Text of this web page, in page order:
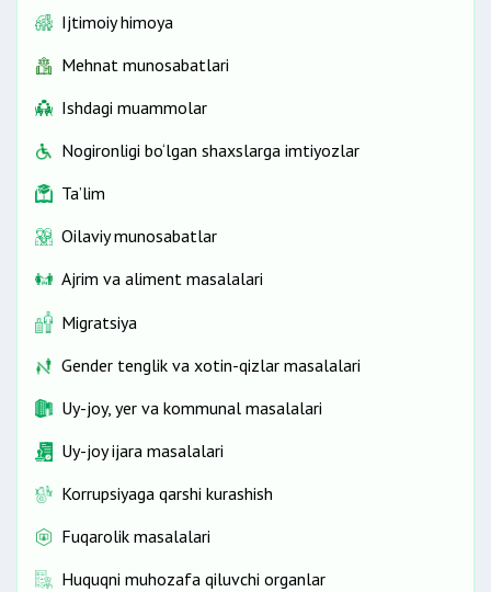
mahalliy Kengashlar deputatlarining takroriy
aniqlash imkonini bermagan
saylanmagan bo‘lsa.
Ijtimoiy himoya
Mehnat munosabatlari
Ishdagi muammolar
Nogironligi bo‘lgan shaxslarga imtiyozlar
Ta’lim
Oilaviy munosabatlar
Ajrim va aliment masalalari
Migratsiya
Gender tenglik va xotin-qizlar masalalari
Uy-joy, yer va kommunal masalalari
Uy-joy ijara masalalari
Korrupsiyaga qarshi kurashish
Fuqarolik masalalari
Huquqni muhozafa qiluvchi organlar